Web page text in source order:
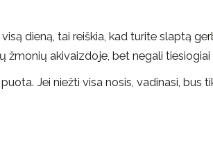
dieną, tai reiškia, kad turite slaptą
žmonių akivaizdoje, bet negali
Jei niežti visa nosis, vadinasi, bus